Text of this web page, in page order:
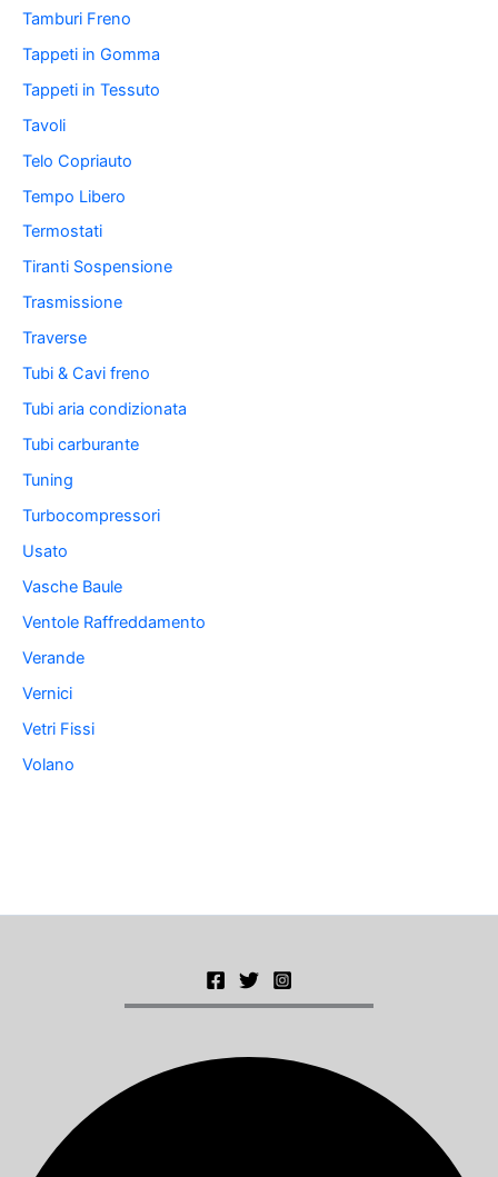
Tamburi Freno
Tappeti in Gomma
Tappeti in Tessuto
Tavoli
Telo Copriauto
Tempo Libero
Termostati
Tiranti Sospensione
Trasmissione
Traverse
Tubi & Cavi freno
Tubi aria condizionata
Tubi carburante
Tuning
Turbocompressori
Usato
Vasche Baule
Ventole Raffreddamento
Verande
Vernici
Vetri Fissi
Volano